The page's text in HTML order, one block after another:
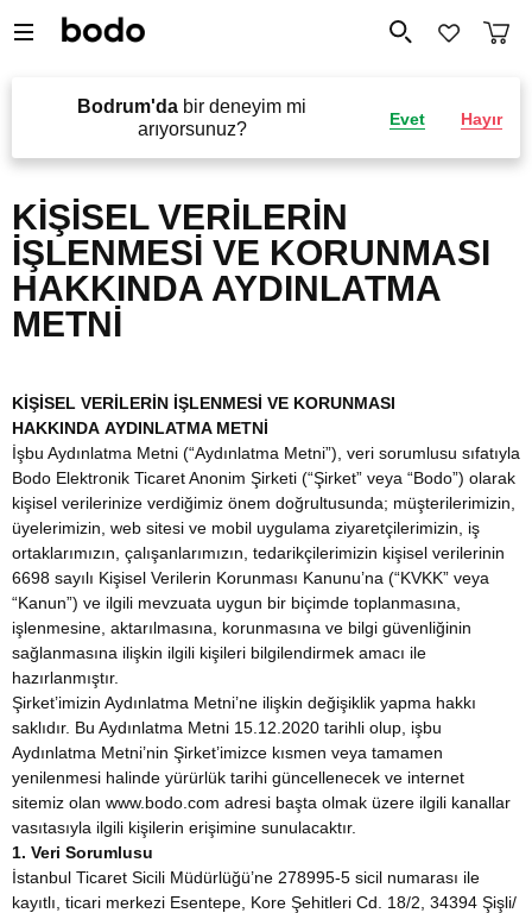
Bodrum'da bir deneyim mi
arıyorsunuz?
Evet Hayır
KİŞİSEL VERİLERİN
İŞLENMESİ VE KORUNMASI
HAKKINDA AYDINLATMA
METNİ
KİŞİSEL VERİLERİN İŞLENMESİ VE KORUNMASI
HAKKINDA AYDINLATMA METNİ
İşbu Aydınlatma Metni (“Aydınlatma Metni”), veri sorumlusu sıfatıyla
Bodo Elektronik Ticaret Anonim Şirketi (“Şirket” veya “Bodo”) olarak
kişisel verilerinize verdiğimiz önem doğrultusunda; müşterilerimizin,
üyelerimizin, web sitesi ve mobil uygulama ziyaretçilerimizin, iş
ortaklarımızın, çalışanlarımızın, tedarikçilerimizin kişisel verilerinin
6698 sayılı Kişisel Verilerin Korunması Kanunu’na (“KVKK” veya
“Kanun”) ve ilgili mevzuata uygun bir biçimde toplanmasına,
işlenmesine, aktarılmasına, korunmasına ve bilgi güvenliğinin
sağlanmasına ilişkin ilgili kişileri bilgilendirmek amacı ile
hazırlanmıştır.
Şirket’imizin Aydınlatma Metni’ne ilişkin değişiklik yapma hakkı
saklıdır. Bu Aydınlatma Metni 15.12.2020 tarihli olup, işbu
Aydınlatma Metni’nin Şirket’imizce kısmen veya tamamen
yenilenmesi halinde yürürlük tarihi güncellenecek ve internet
sitemiz olan www.bodo.com adresi başta olmak üzere ilgili kanallar
vasıtasıyla ilgili kişilerin erişimine sunulacaktır.
1. Veri Sorumlusu
İstanbul Ticaret Sicili Müdürlüğü’ne 278995-5 sicil numarası ile
kayıtlı, ticari merkezi Esentepe, Kore Şehitleri Cd. 18/2, 34394 Şişli/